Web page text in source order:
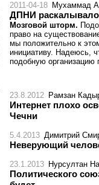
2011-04-18 Мухаммад
ДПНИ
Мозговой шторм.
право на
мы положительно к
инициативу. Надеюсь,
подобную организацию
23.8.2012 Рамзан
Интернет плохо
Чечни
5.4.2013 Димитрий
Неверующий
23.1.2013 Нурсултан
Политического